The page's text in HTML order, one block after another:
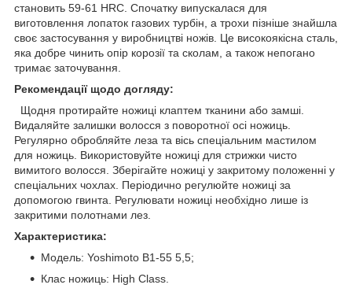
становить 59-61 HRC. Спочатку випускалася для
виготовлення лопаток газових турбін, а трохи пізніше знайшла
своє застосування у виробництві ножів. Це високоякісна сталь,
яка добре чинить опір корозії та сколам, а також непогано
тримає заточування.
Рекомендації щодо догляду:
Щодня протирайте ножиці клаптем тканини або замші.
Видаляйте залишки волосся з поворотної осі ножиць.
Регулярно обробляйте леза та вісь спеціальним мастилом
для ножиць. Використовуйте ножиці для стрижки чисто
вимитого волосся. Зберігайте ножиці у закритому положенні у
спеціальних чохлах. Періодично регулюйте ножиці за
допомогою гвинта. Регулювати ножиці необхідно лише із
закритими полотнами лез.
Характеристика:
Модель: Yoshimoto B1-55 5,5;
Клас ножиць: High Class.